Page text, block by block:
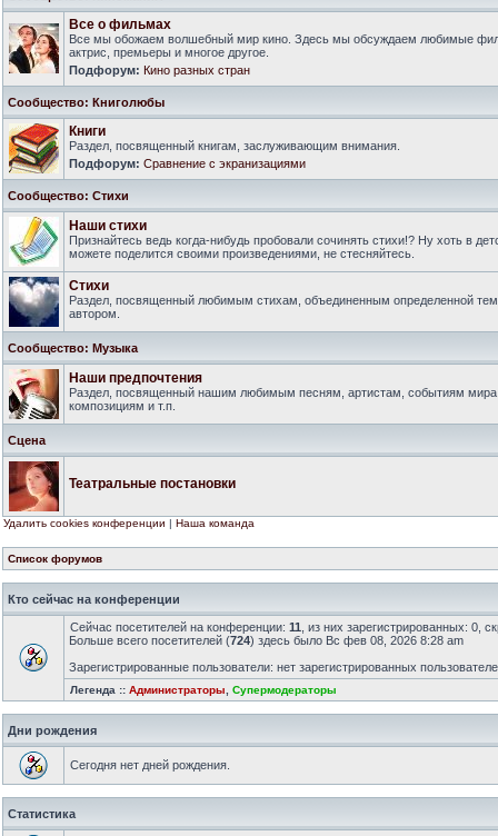
Все о фильмах
Все мы обожаем волшебный мир кино. Здесь мы обсуждаем любимые
актрис, премьеры и многое другое.
Подфорум: Кино разных стран
Сообщество: Книголюбы
Книги
Раздел, посвященный книгам, заслуживающим внимания.
Подфорум: Сравнение с экранизациями
Сообщество: Стихи
Наши стихи
Признайтесь ведь когда-нибудь пробовали сочинять стихи!? Ну хоть в
можете поделится своими произведениями, не стесняйтесь.
Стихи
Раздел, посвященный любимым стихам, объединенным определенной
автором.
Сообщество: Музыка
Наши предпочтения
Раздел, посвященный нашим любимым песням, артистам, событиям
композициям и т.п.
Сцена
Театральные постановки
Удалить cookies конференции | Наша команда
Список форумов
Кто сейчас на конференции
Сейчас посетителей на конференции: 11 , из них зарегистрированных: 0,
Больше всего посетителей (724) здесь было Вс фев 08, 2026 8:28 am
Зарегистрированные пользователи: нет зарегистрированных
Легенда :: Администраторы Супермодераторы
Дни рождения
Сегодня нет дней рождения.
Статистика